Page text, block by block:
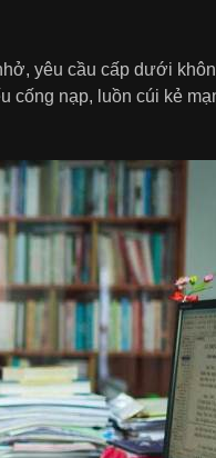
yêu cầu cấp dưới
cống nạp, luồn cúi kẻ